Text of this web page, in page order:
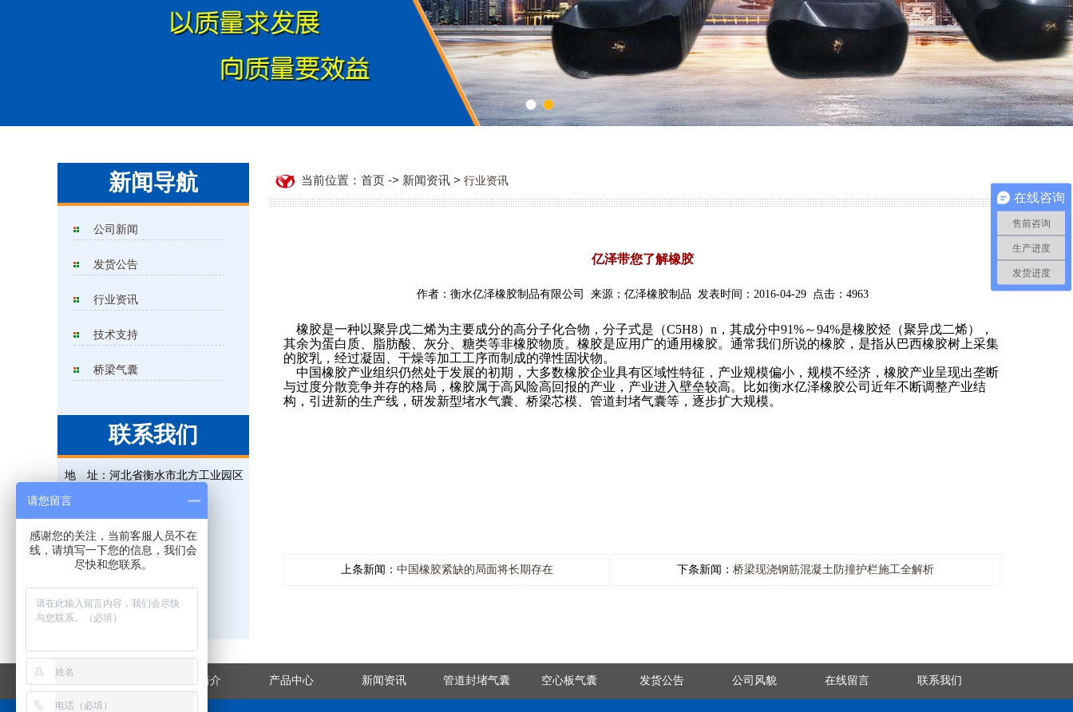
1
新闻导航
公司新闻
发货公告
行业资讯
技术支持
桥梁气囊
联系我们
地 址： 河北省衡水市北方工业园区
电 话：
手 机：18131823695
传 真：0318-5225315
网 址：www.hsxjgs.com
当前位置：首页 -> 新闻资讯 > 行业资讯
亿泽带您了解橡胶
作者：衡水亿泽橡胶制品有限公司 来源：亿泽橡胶制品 发表时间：2016-04-29 点击：4963
橡胶是一种以聚异戊二烯为主要成分的高分子化合物，分子式是（C5H8）n，其成分中91%～94%是橡胶烃（聚异戊二烯），
其余为蛋白质、脂肪酸、灰分、糖类等非橡胶物质。橡胶是应用广的通用橡胶。通常我们所说的橡胶，是指从巴西橡胶树上采集
的胶乳，经过凝固、干燥等加工工序而制成的弹性固状物。
中国橡胶产业组织仍然处于发展的初期，大多数橡胶企业具有区域性特征，产业规模偏小，规模不经济，橡胶产业呈现出垄断
与过度分散竞争并存的格局，橡胶属于高风险高回报的产业，产业进入壁垒较高。比如衡水亿泽橡胶公司近年不断调整产业结
构，引进新的生产线，研发新型堵水气囊、桥梁芯模、管道封堵气囊等，逐步扩大规模。
上条新闻： 中国橡胶紧缺的局面将长期存在 下条新闻： 桥梁现浇钢筋混凝土防撞护栏施工全解析
企业简介 产品中心 新闻资讯 管道封堵气囊 空心板气囊 发货公告 公司风貌 在线留言 联系我们
在线咨询
售前咨询
生产进度
发货进度
请您留言
感谢您的关注，当前客服人员不在
线，请填写一下您的信息，我们会
尽快和您联系。